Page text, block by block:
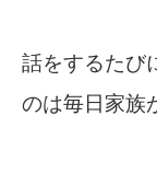
話をするたび
のは毎日家族